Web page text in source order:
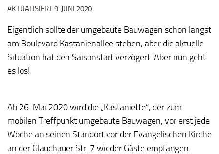
AKTUALISIERT9. JUNI 2020
Eigentlich sollte der umgebaute Bauwagen schon längst
am Boulevard Kastanienallee stehen, aber die aktuelle
Situation hat den Saisonstart verzögert. Aber nun geht
es los!
Ab 26. Mai 2020 wird die „Kastaniette“, der zum
mobilen Treffpunkt umgebaute Bauwagen, vor erst jede
Woche an seinen Standort vor der Evangelischen Kirche
an der Glauchauer Str. 7 wieder Gäste empfangen.